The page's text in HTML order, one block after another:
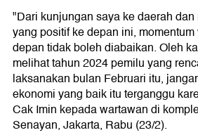
"Dari kunjungan saya ke daerah
yang positif ke depan ini,
depan tidak boleh diabaikan. Oleh
melihat tahun 2024 pemilu yang
laksanakan bulan Februari itu,
ekonomi yang baik itu terganggu
Cak Imin kepada wartawan di
Senayan, Jakarta, Rabu (23/2).